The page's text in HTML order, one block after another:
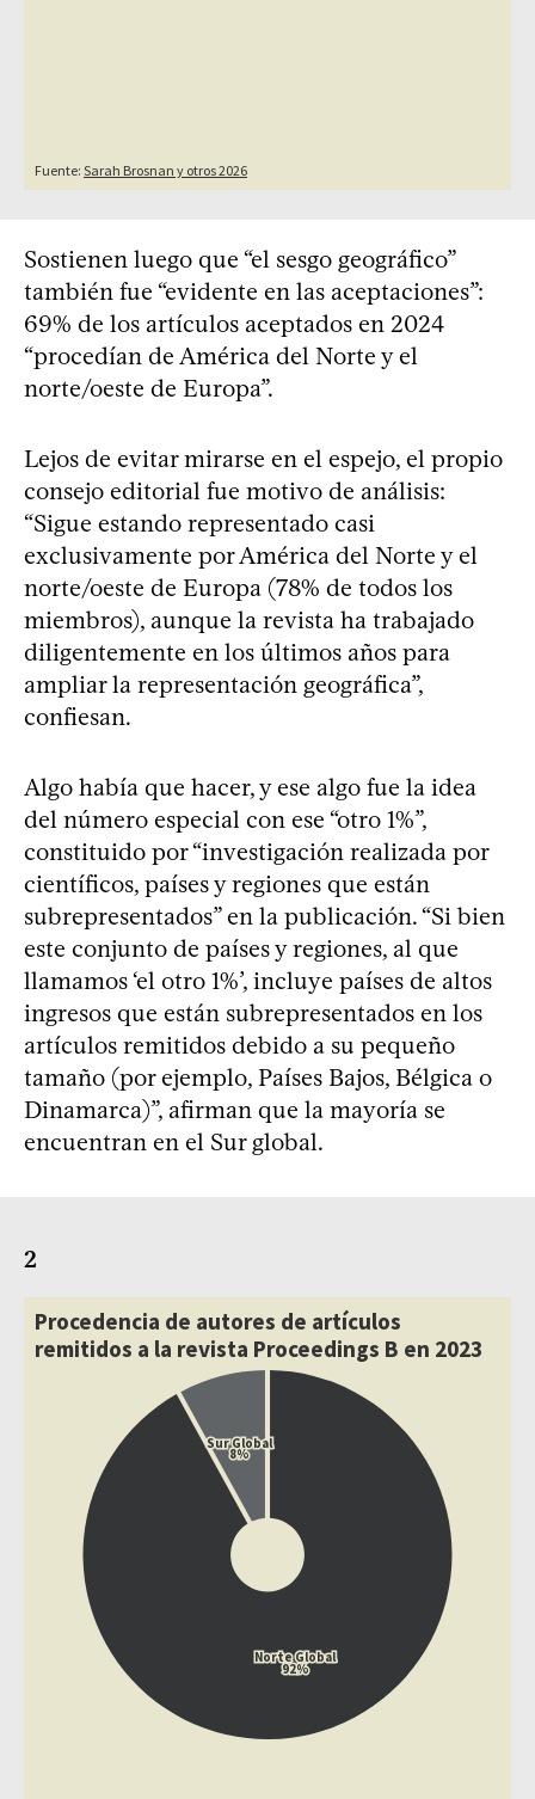
Sostienen luego que “el sesgo geográfico”
también fue “evidente en las aceptaciones”:
69% de los artículos aceptados en 2024
“procedían de América del Norte y el
norte/oeste de Europa”.
Lejos de evitar mirarse en el espejo, el propio
consejo editorial fue motivo de análisis:
“Sigue estando representado casi
exclusivamente por América del Norte y el
norte/oeste de Europa (78% de todos los
miembros), aunque la revista ha trabajado
diligentemente en los últimos años para
ampliar la representación geográfica”,
confiesan.
Algo había que hacer, y ese algo fue la idea
del número especial con ese “otro 1%”,
constituido por “investigación realizada por
científicos, países y regiones que están
subrepresentados” en la publicación. “Si bien
este conjunto de países y regiones, al que
llamamos ‘el otro 1%’, incluye países de altos
ingresos que están subrepresentados en los
artículos remitidos debido a su pequeño
tamaño (por ejemplo, Países Bajos, Bélgica o
Dinamarca)”, afirman que la mayoría se
encuentran en el Sur global.
2